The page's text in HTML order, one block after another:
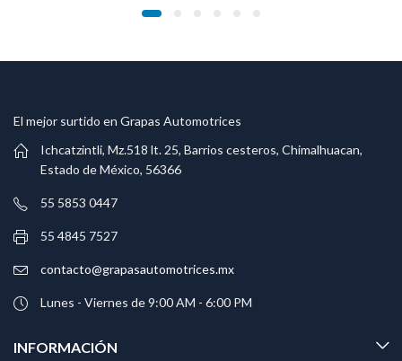
El mejor surtido en Grapas Automotrices
Ichcatzintli, Mz.518 lt. 25, Barrios cesteros, Chimalhuacan,
Estado de México, 56366
55 5853 0447
55 4845 7527
contacto@grapasautomotrices.mx
Lunes - Viernes de 9:00 AM - 6:00 PM
INFORMACIÓN